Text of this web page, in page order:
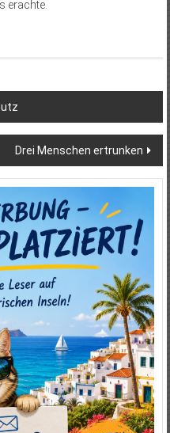
erachte.
Drei Menschen ertrunken